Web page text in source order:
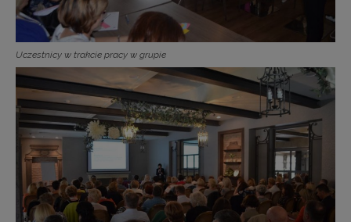
Uczestnicy w trakcie pracy w grupie